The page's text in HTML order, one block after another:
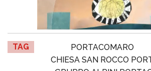
TAG
PORTACOMARO
CHIESA SAN ROCCO